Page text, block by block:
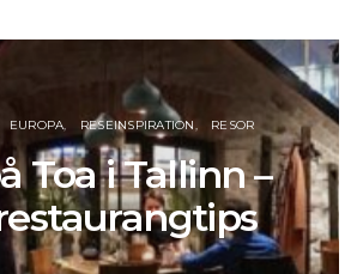
EUROPA RESEINSPIRATION RESOR
Toa i Tallinn –